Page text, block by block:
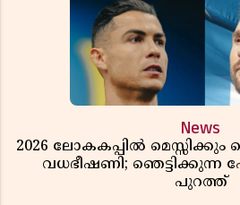
News
2026 ലോകകപ്പിൽ
വധഭീഷണി;
പുറത്ത്